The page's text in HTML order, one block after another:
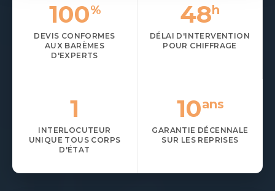
100%
DEVIS CONFORMES
AUX BARÈMES
D'EXPERTS
48h
DÉLAI D'INTERVENTION
POUR CHIFFRAGE
1
INTERLOCUTEUR
UNIQUE TOUS CORPS
D'ÉTAT
10ans
GARANTIE DÉCENNALE
SUR LES REPRISES